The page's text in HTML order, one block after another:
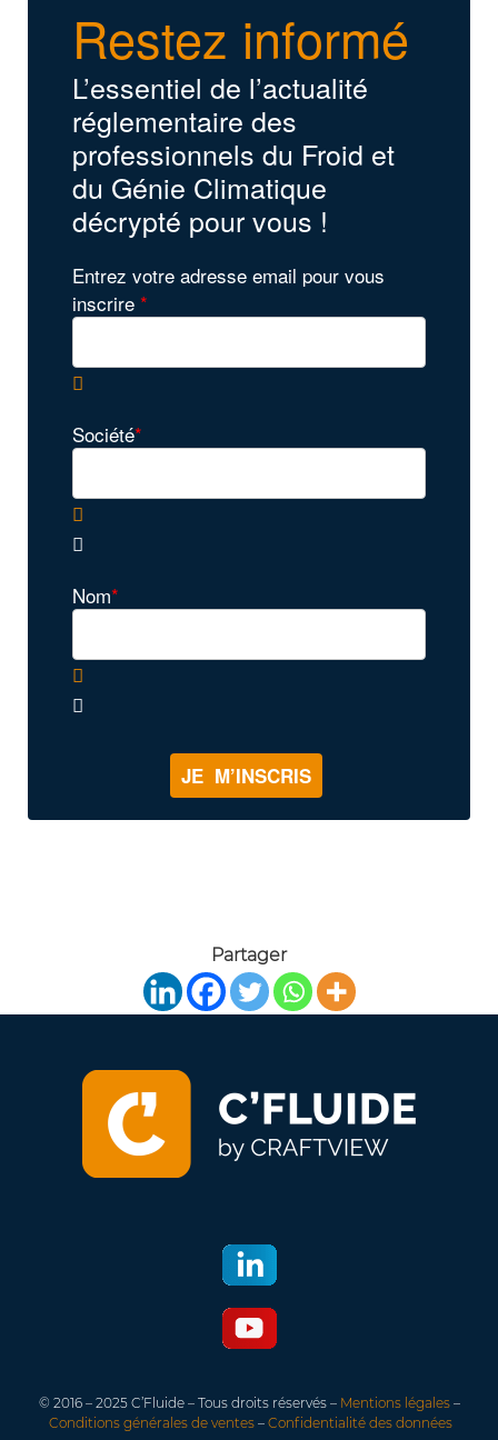
Restez informé
L’essentiel de l’actualité
réglementaire des
professionnels du Froid et
du Génie Climatique
décrypté pour vous !
Entrez votre adresse email pour vous
inscrire *
Société*
Nom*
JE M’INSCRIS
Partager
© 2016 – 2025 C’Fluide – Tous droits réservés – Mentions légales–
Conditions générales de ventes – Confidentialité des données